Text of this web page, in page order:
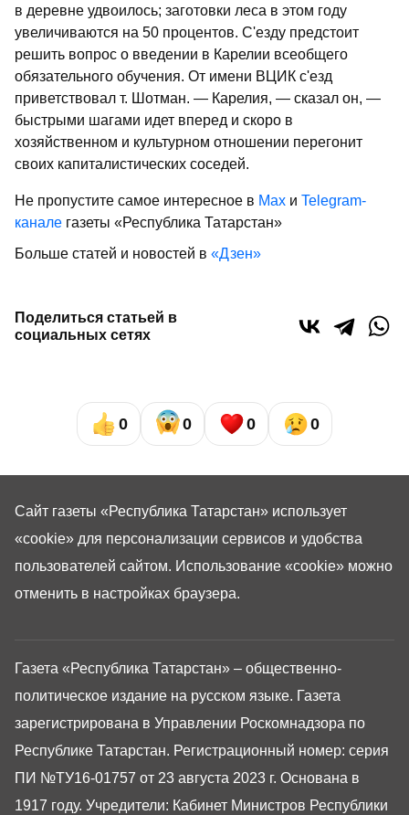
в деревне удвоилось; заготовки леса в этом году
увеличиваются на 50 процентов. С'езду предстоит
решить вопрос о введении в Карелии всеобщего
обязательного обучения. От имени ВЦИК с'езд
приветствовал т. Шотман. — Карелия, — сказал он, —
быстрыми шагами идет вперед и скоро в
хозяйственном и культурном отношении перегонит
своих капиталистических соседей.
Не пропустите самое интересное в Max и Telegram-
канале газеты «Республика Татарстан»
Больше статей и новостей в «Дзен»
Поделиться статьей в
социальных сетях
0 0 0 0
Газета «Республика Татарстан» – общественно-
политическое издание на русском языке. Газета
зарегистрирована в Управлении Роскомнадзора по
Республике Татарстан. Регистрационный номер: серия
ПИ №ТУ16-01757 от 23 августа 2023 г. Основана в
1917 году. Учредители: Кабинет Министров Республики
Сайт газеты «Республика Татарстан» использует
«cookie» для персонализации сервисов и удобства
пользователей сайтом. Использование «cookie» можно
отменить в настройках браузера.